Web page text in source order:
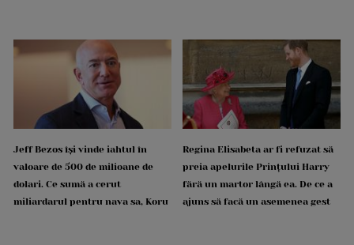
Jeff Bezos își vinde iahtul în
valoare de 500 de milioane de
dolari. Ce sumă a cerut
miliardarul pentru nava sa, Koru
Regina Elisabeta ar fi refuzat să
preia apelurile Prințului Harry
fără un martor lângă ea. De ce a
ajuns să facă un asemenea gest